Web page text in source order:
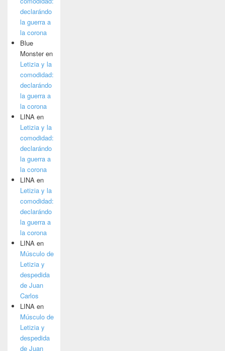
declarándo
la guerra a
la corona
Blue
Monsteren
Letizia y la
comodidad:
declarándo
la guerra a
la corona
LINA en
Letizia y la
comodidad:
declarándo
la guerra a
la corona
LINA en
Letizia y la
comodidad:
declarándo
la guerra a
la corona
LINA en
Músculo de
Letizia y
despedida
de Juan
Carlos
LINA en
Músculo de
Letizia y
despedida
de Juan